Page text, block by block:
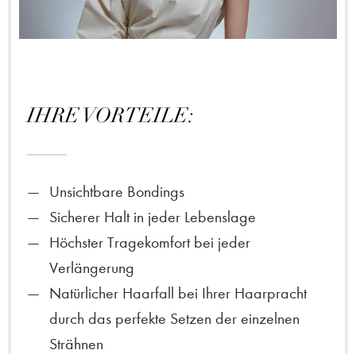
IHRE VORTEILE:
Unsichtbare Bondings
Sicherer Halt in jeder Lebenslage
Höchster Tragekomfort bei jeder
Verlängerung
Natürlicher Haarfall bei Ihrer Haarpracht
durch das perfekte Setzen der einzelnen
Strähnen